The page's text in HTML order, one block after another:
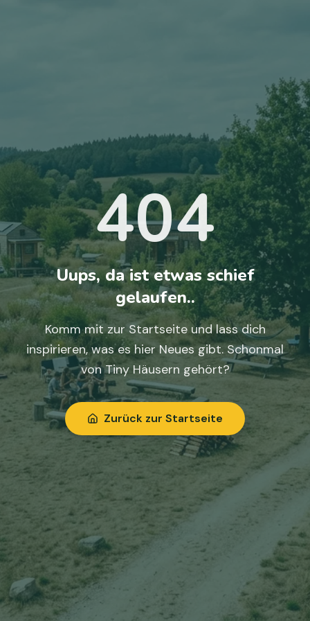
404
Uups, da ist etwas schief
gelaufen..
Komm mit zur Startseite und lass dich
inspirieren, was es hier Neues gibt. Schonmal
von Tiny Häusern gehört?
Zurück zur Startseite